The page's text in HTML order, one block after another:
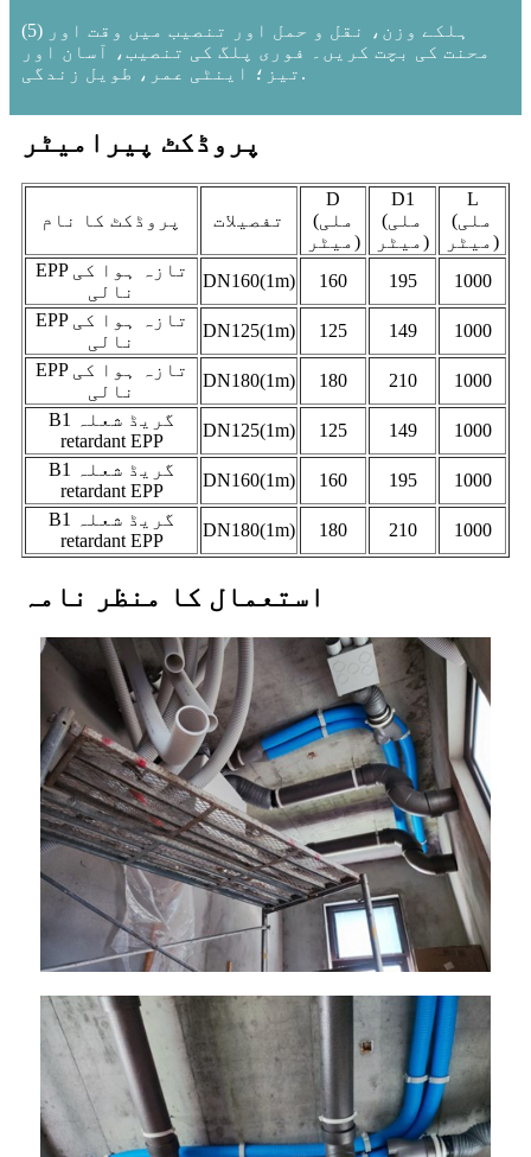
(5) ہلکے وزن، نقل و حمل اور تنصیب میں وقت اور
محنت کی بچت کریں۔ فوری پلگ کی تنصیب، آسان اور
تیز؛ اینٹی عمر، طویل زندگی.
پروڈکٹ پیرامیٹر
پروڈکٹ کا نام تفصیلات
D
(ملی
میٹر)
D1
(ملی
میٹر)
L
(ملی
میٹر)
EPP تازہ ہوا کی
نالی
DN160(1m) 160 195
1000
EPP تازہ ہوا کی
نالی
DN125(1m) 125 149
1000
EPP تازہ ہوا کی
نالی
DN180(1m) 180 210
1000
B1 گریڈ شعلہ
retardant EPP
DN125(1m) 125 149
1000
B1 گریڈ شعلہ
retardant EPP
DN160(1m) 160 195
1000
B1 گریڈ شعلہ
retardant EPP
DN180(1m) 180 210 1000
استعمال کا منظر نامہ